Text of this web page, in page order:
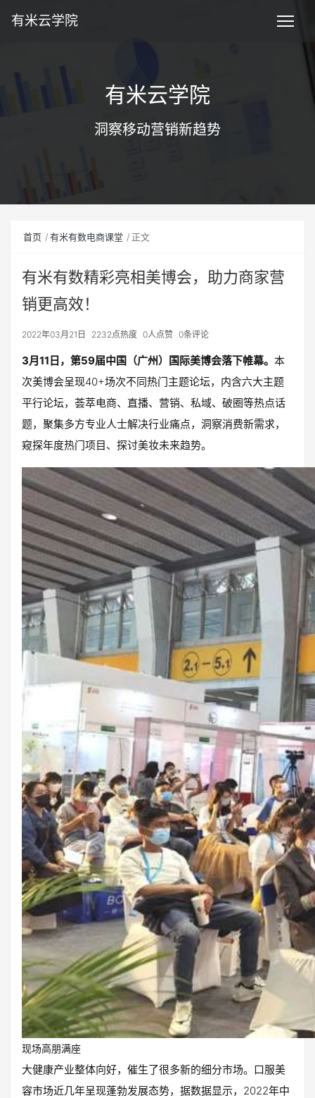
有米云学院
有米云学院
洞察移动营销新趋势
首页 有米有数电商课堂 正文
有米有数精彩亮相美博会，助力商家营
销更高效！
2022年03月21日 2232点热度 0人点赞 0条评论
3月11日，第59届中国（广州）国际美博会落下帷幕。 本
次美博会呈现40+场次不同热门主题论坛，内含六大主题
平行论坛，荟萃电商、直播、营销、私域、破圈等热点话
题，聚集多方专业人士解决行业痛点，洞察消费新需求，
窥探年度热门项目、探讨美妆未来趋势。
现场高朋满座
大健康产业整体向好，催生了很多新的细分市场。口服美
容市场近几年呈现蓬勃发展态势，据数据显示，2022年中